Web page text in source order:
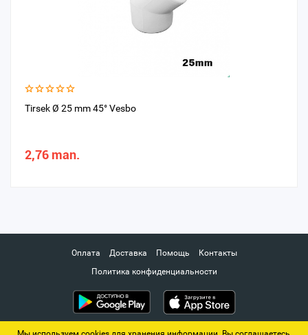
Tirsek Ø 25 mm 45° Vesbo
2,76 man.
Оплата Доставка Помощь
Контакты
Политика конфиденциальности